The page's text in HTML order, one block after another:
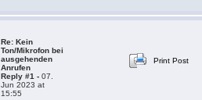
Re: Kein
Ton/Mikrofon bei
ausgehenden
Anrufen
Reply #1 - 07.
Jun 2023 at
15:55
Print Post